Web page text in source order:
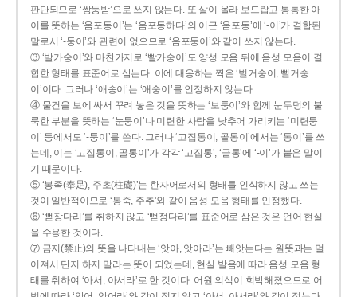
판단되므로 ‘쌍둥밤’으로 쓰지 않는다. 또 살이 올라 보드랍고 통통한 아
이를 뜻하는 ‘옴포동이’는 ‘옴포동하다’의 어근 ‘옴포동’에 ‘-이’가 결합된
말로서 ‘-둥이’와 관련이 없으므로 ‘옴포둥이’와 같이 쓰지 않는다.
③ ‘발가숭이’와 마찬가지로 ‘빨가숭이’도 양성 모음 뒤에 음성 모음이 결
합한 형태를 표준어로 삼는다. 이에 대응하는 짝은 ‘벌거숭이, 뻘거숭
이’이다. 그러나 ‘애송이’는 ‘애숭이’를 인정하지 않는다.
④ 물건을 보에 싸서 꾸려 놓은 것을 뜻하는 ‘보퉁이’와 함께 눈두덩의 불
룩한 부분을 뜻하는 ‘눈퉁이’나 미련한 사람을 낮추어 가리키는 ‘미련퉁
이’ 등에서도 ‘-퉁이’를 쓴다. 그러나 ‘고집통이, 골통이’에서는 ‘통이’를 쓰
는데, 이는 ‘고집통이, 골통이’가 각각 ‘고집통’, ‘골통’에 ‘-이’가 붙은 말이
기 때문이다.
⑤ ‘봉족(奉足), 주초(柱礎)’는 한자어로서의 형태를 인식하지 않고 쓰는
것이 일반적이므로 ‘봉죽, 주추’와 같이 음성 모음 형태를 인정했다.
⑥ ‘뻗장다리’를 취하지 않고 ‘뻗정다리’를 표준어로 삼은 것은 언어 현실
을 수용한 것이다.
⑦ 금지(禁止)의 뜻을 나타내는 ‘앗아, 앗아라’는 빼앗는다는 원뜻과는 멀
어져서 단지 하지 말라는 뜻이 되었는데, 현실 발음에 따라 음성 모음 형
태를 취하여 ‘아서, 아서라’로 한 것이다. 어원 의식이 희박해졌으므로 어